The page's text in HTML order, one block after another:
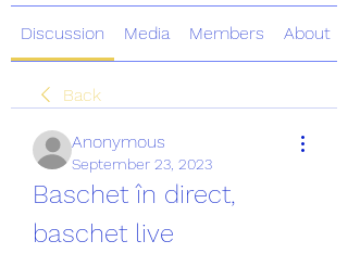
Discussion Media Members About
Back
Anonymous
September 23, 2023
Baschet în direct,
baschet live